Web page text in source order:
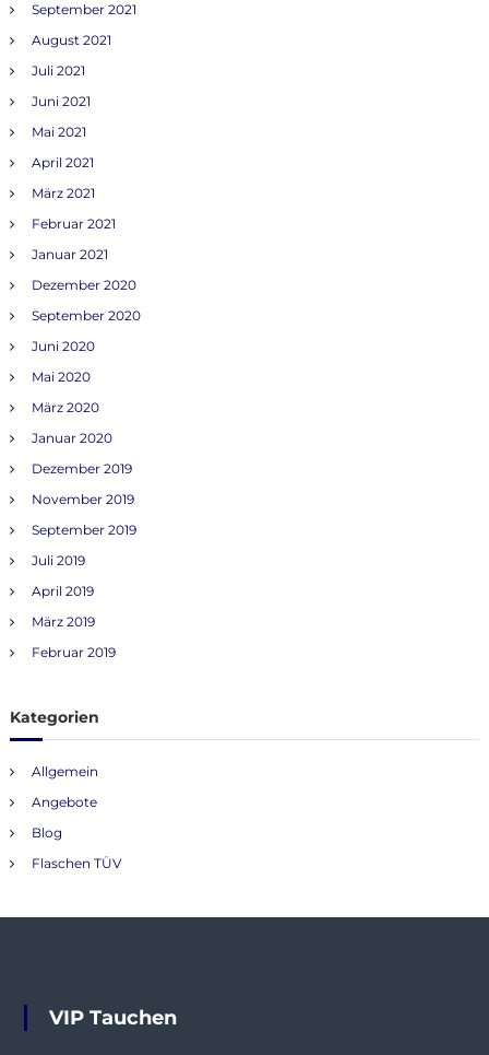
September 2021
August 2021
Juli 2021
Juni 2021
Mai 2021
April 2021
März 2021
Februar 2021
Januar 2021
Dezember 2020
September 2020
Juni 2020
Mai 2020
März 2020
Januar 2020
Dezember 2019
November 2019
September 2019
Juli 2019
April 2019
März 2019
Februar 2019
Kategorien
Allgemein
Angebote
Blog
Flaschen TÜV
VIP Tauchen